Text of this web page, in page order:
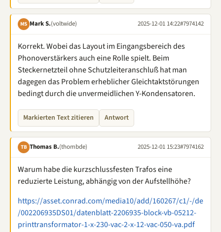
MS Mark S.(voltwide) 2025-12-01 14:22#7974142
Korrekt. Wobei das Layout im Eingangsbereich des
Phonoverstärkers auch eine Rolle spielt. Beim
Steckernetzteil ohne Schutzleiteranschluß hat man
dagegen das Problem erheblicher Gleichtaktstörungen
bedingt durch die unvermeidlichen Y-Kondensatoren.
Markierten Text zitieren Antwort
TB Thomas B.(thombde) 2025-12-01 15:23#7974162
Warum habe die kurzschlussfesten Trafos eine
reduzierte Leistung, abhängig von der Aufstellhöhe?
https://asset.conrad.com/media10/add/160267/c1/-/de
/002206935DS01/datenblatt-2206935-block-vb-05212-
printtransformator-1-x-230-vac-2-x-12-vac-050-va.pdf